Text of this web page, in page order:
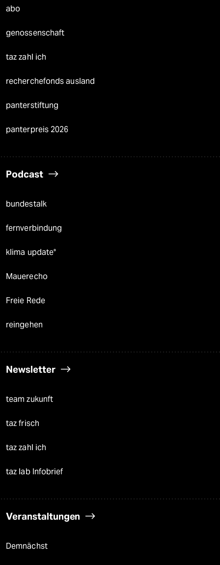
abo
genossenschaft
taz zahl ich
recherchefonds ausland
panterstiftung
panterpreis 2026
Podcast
bundestalk
fernverbindung
klima update°
Mauerecho
Freie Rede
reingehen
Newsletter
team zukunft
taz frisch
taz zahl ich
taz lab Infobrief
Veranstaltungen
Demnächst